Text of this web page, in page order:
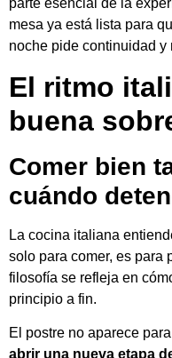
parte esencial de la
mesa ya está lista para
noche pide continuidad y
El ritmo
buena
Comer bien
cuándo
La cocina italiana
solo para comer, es para
filosofía se refleja en
principio a fin.
El postre no aparece
abrir una nueva etapa